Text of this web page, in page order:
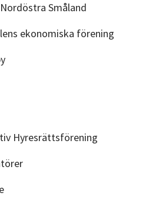
Småland
ekonomiska förening
Hyresrättsförening